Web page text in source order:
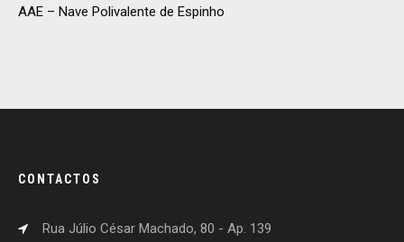
AAE – Nave Polivalente de Espinho
CONTACTOS
Rua Júlio César Machado, 80 - Ap. 139